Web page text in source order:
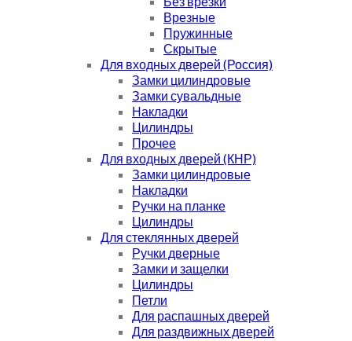
Врезные
Пружинные
Скрытые
Для входных дверей (Россия)
Замки цилиндровые
Замки сувальдные
Накладки
Цилиндры
Прочее
Для входных дверей (КНР)
Замки цилиндровые
Накладки
Ручки на планке
Цилиндры
Для стеклянных дверей
Ручки дверные
Замки и защелки
Цилиндры
Петли
Для распашных дверей
Для раздвижных дверей